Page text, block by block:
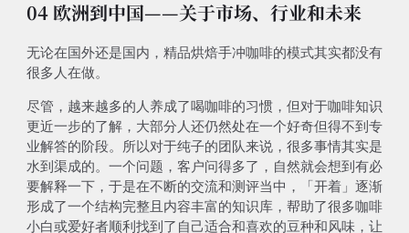
04 欧洲到中国——关于市场、行业和未来
无论在国外还是国内，精品烘焙手冲咖啡的模式其实都没有
很多人在做。
尽管，越来越多的人养成了喝咖啡的习惯，但对于咖啡知识
更近一步的了解，大部分人还仍然处在一个好奇但得不到专
业解答的阶段。所以对于纯子的团队来说，很多事情其实是
水到渠成的。一个问题，客户问得多了，自然就会想到有必
要解释一下，于是在不断的交流和测评当中，「开着」逐渐
形成了一个结构完整且内容丰富的知识库，帮助了很多咖啡
小白或爱好者顺利找到了自己适合和喜欢的豆种和风味，让